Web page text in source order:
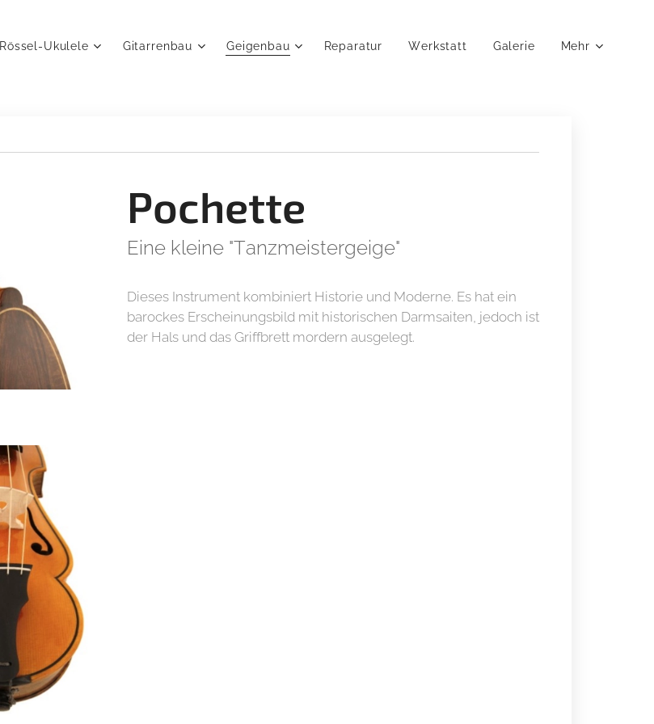
Rössel-Ukulele Gitarrenbau Geigenbau Reparatur Werkstatt Galerie Mehr
Pochette
Eine kleine "Tanzmeistergeige"
Dieses Instrument kombiniert Historie und Moderne. Es hat ein
barockes Erscheinungsbild mit historischen Darmsaiten, jedoch ist
der Hals und das Griffbrett mordern ausgelegt.